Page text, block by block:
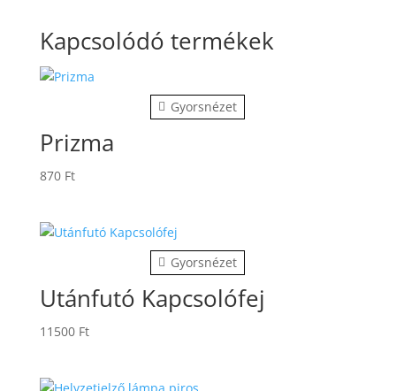
Kapcsolódó termékek
Gyorsnézet
Prizma
870 Ft
Gyorsnézet
Utánfutó Kapcsolófej
11500 Ft